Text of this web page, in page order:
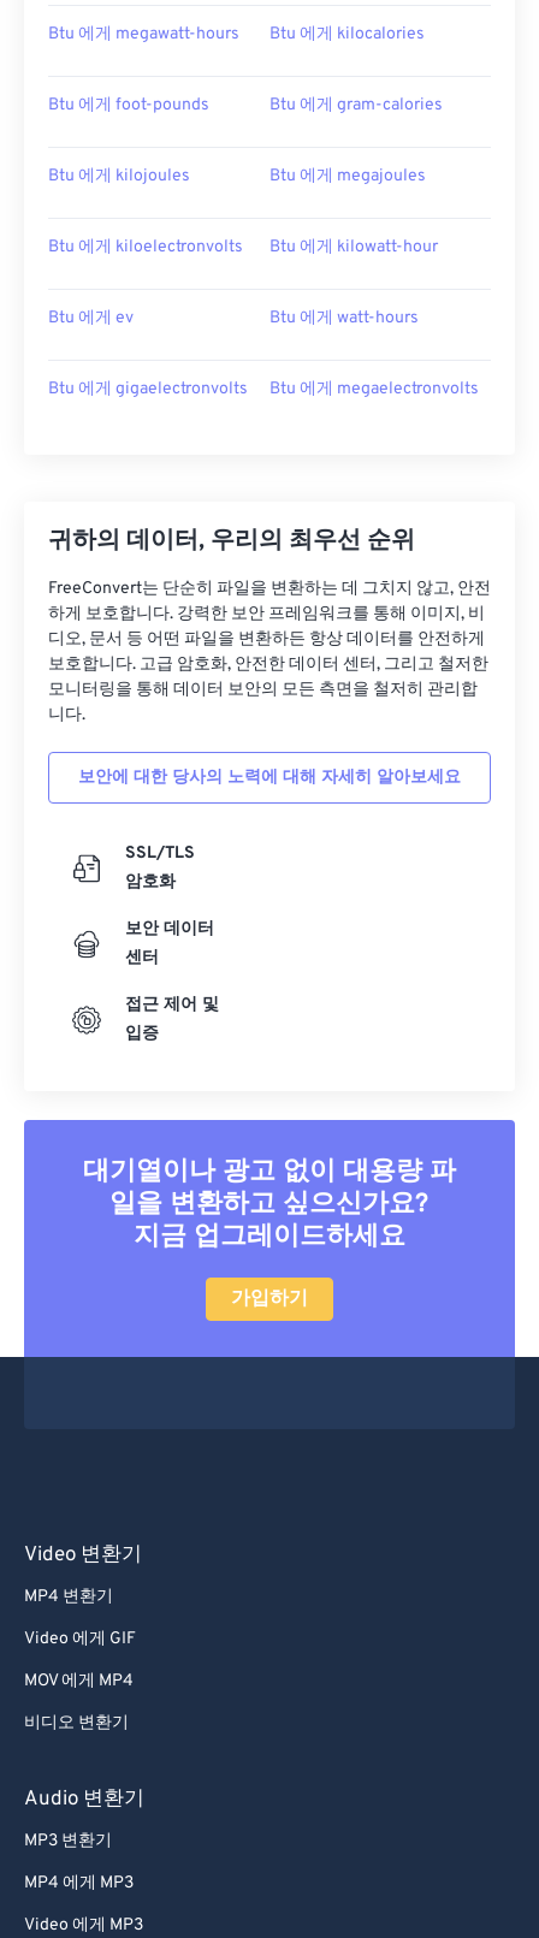
Btu 에게 megawatt-hours Btu 에게 kilocalories
Btu 에게 foot-pounds Btu 에게 gram-calories
Btu 에게 kilojoules Btu 에게 megajoules
Btu 에게 kiloelectronvolts Btu 에게 kilowatt-hour
Btu 에게 ev Btu 에게 watt-hours
Btu 에게 gigaelectronvolts Btu 에게 megaelectronvolts
귀하의 데이터, 우리의 최우선 순위
FreeConvert는 단순히 파일을 변환하는 데 그치지 않고, 안전
하게 보호합니다. 강력한 보안 프레임워크를 통해 이미지, 비
디오, 문서 등 어떤 파일을 변환하든 항상 데이터를 안전하게
보호합니다. 고급 암호화, 안전한 데이터 센터, 그리고 철저한
모니터링을 통해 데이터 보안의 모든 측면을 철저히 관리합
니다.
보안에 대한 당사의 노력에 대해 자세히 알아보세요
SSL/TLS
암호화
보안 데이터
센터
접근 제어 및
입증
대기열이나 광고 없이 대용량 파
일을 변환하고 싶으신가요?
지금 업그레이드하세요
가입하기
Video 변환기
MP4 변환기
Video 에게 GIF
MOV 에게 MP4
비디오 변환기
Audio 변환기
MP3 변환기
MP4 에게 MP3
Video 에게 MP3